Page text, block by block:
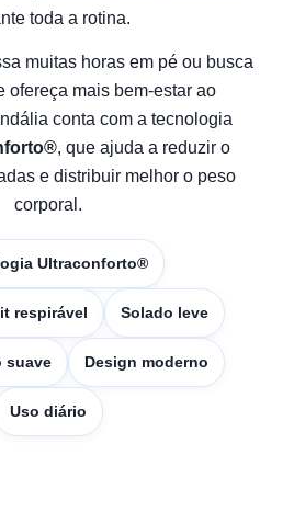
toda a rotina.
muitas horas em pé ou busca
ofereça mais bem-estar ao
conta com a tecnologia
, que ajuda a reduzir o
e distribuir melhor o peso
corporal.
Ultraconforto®
respirável Solado leve
suave Design moderno
Uso diário